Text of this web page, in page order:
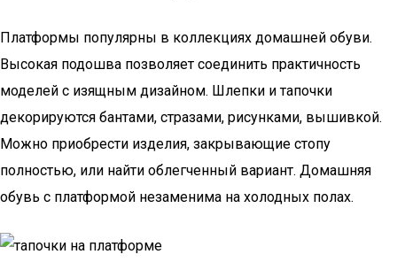
Платформы популярны в коллекциях домашней обуви.
Высокая подошва позволяет соединить практичность
моделей с изящным дизайном. Шлепки и тапочки
декорируются бантами, стразами, рисунками, вышивкой.
Можно приобрести изделия, закрывающие стопу
полностью, или найти облегченный вариант. Домашняя
обувь с платформой незаменима на холодных полах.